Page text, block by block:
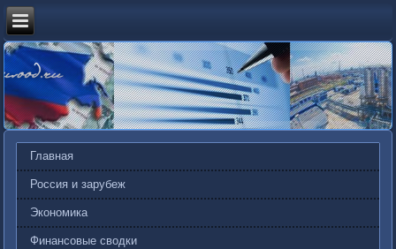
Главная
Россия и зарубеж
Экономика
Финансовые сводки